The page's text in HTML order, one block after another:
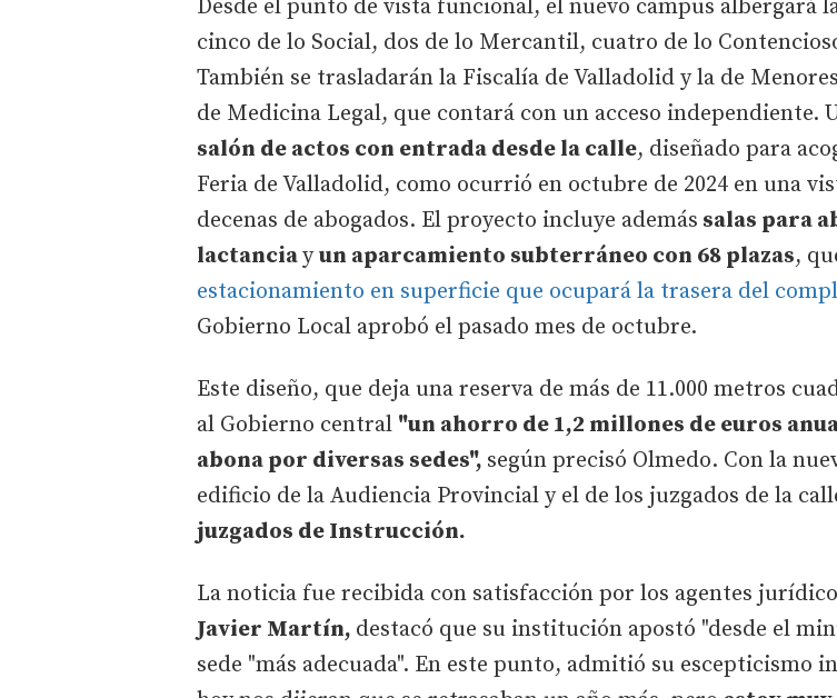
Desde el punto de vista funcional, el nuevo campus albergará
cinco de lo Social, dos de lo Mercantil, cuatro de lo
También se trasladarán la Fiscalía de Valladolid y la de
de Medicina Legal, que contará con un acceso independiente.
salón de actos con entrada desde la calle, diseñado para
Feria de Valladolid, como ocurrió en octubre de 2024 en una
decenas de abogados. El proyecto incluye además salas para
lactanciayun aparcamiento subterráneo con 68 plazas,
estacionamiento en superficie que ocupará la trasera del
Gobierno Local aprobó el pasado mes de octubre.
Este diseño, que deja una reserva de más de 11.000 metros
al Gobierno central "un ahorro de 1,2 millones de euros
abona por diversas sedes", según precisó Olmedo. Con la
edificio de la Audiencia Provincial y el de los juzgados de la
juzgados de Instrucción.
La noticia fue recibida con satisfacción por los agentes
Javier Martín, destacó que su institución apostó "desde el
sede "más adecuada". En este punto, admitió su escepticismo